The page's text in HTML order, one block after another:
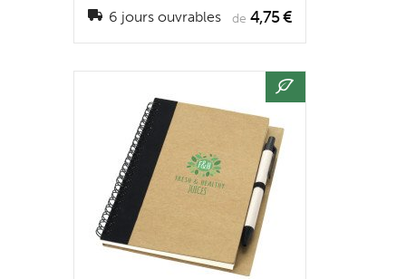
6 jours ouvrables de 4,75 €